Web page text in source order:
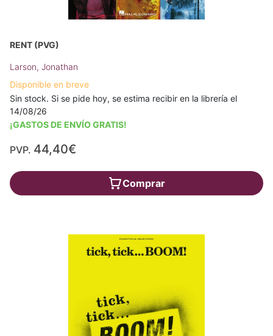
RENT (PVG)
Larson, Jonathan
Disponible en breve
Sin stock. Si se pide hoy, se estima recibir en la librería el
14/08/26
¡GASTOS DE ENVÍO GRATIS!
PVP. 44,40€
Comprar